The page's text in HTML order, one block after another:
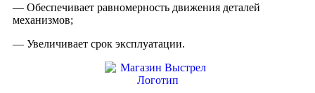
— Обеспечивает равномерность движения деталей
механизмов;
— Увеличивает срок эксплуатации.